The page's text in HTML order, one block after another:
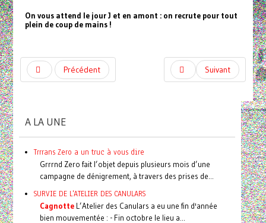
On vous attend le jour J et en amont : on recrute pour tout
plein de coup de mains !
Précédent Suivant
A LA UNE
Trrrans Zero a un truc à vous dire
Grrrnd Zero fait l’objet depuis plusieurs mois d’une
campagne de dénigrement, à travers des prises de...
SURVIE DE L'ATELIER DES CANULARS
CagnotteL’Atelier des Canulars a eu une fin d'année
bien mouvementée : - Fin octobre le lieu a...